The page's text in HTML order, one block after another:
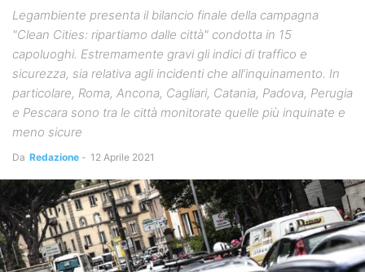
Legambiente presenta il bilancio finale della campagna
"Clean Cities: ripartiamo dalle città" condotta in 15
capoluoghi. Estremamente gravi gli indici di traffico e
sicurezza, sia relativa agli incidenti che all’inquinamento. In
particolare, Roma, Ancona, Cagliari, Catania, Padova, Perugia
e Pescara sono tra le città monitorate quelle più inquinate e
meno sicure
Da Redazione - 12 Aprile 2021